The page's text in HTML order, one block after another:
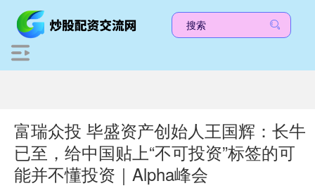
富瑞众投 毕盛资产创始人王国辉：长牛
已至，给中国贴上“不可投资”标签的可
能并不懂投资｜Alpha峰会